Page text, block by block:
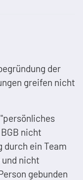
der
greifen nicht
nicht
durch ein Team
nicht
gebunden